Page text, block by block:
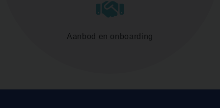
Aanbod en onboarding